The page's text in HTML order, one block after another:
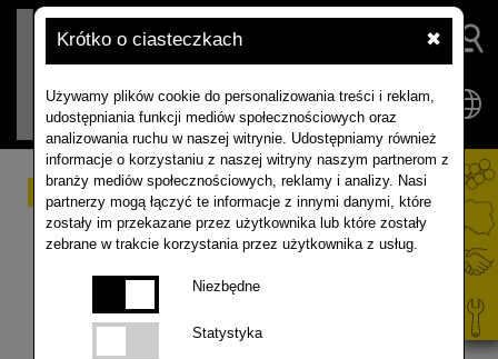
Krótko o ciasteczkach ✖
Używamy plików cookie do personalizowania treści i reklam,
udostępniania funkcji mediów społecznościowych oraz
analizowania ruchu w naszej witrynie. Udostępniamy również
informacje o korzystaniu z naszej witryny naszym partnerom z
branży mediów społecznościowych, reklamy i analizy. Nasi
partnerzy mogą łączyć te informacje z innymi danymi, które
zostały im przekazane przez użytkownika lub które zostały
zebrane w trakcie korzystania przez użytkownika z usług.
Niezbędne
Statystyka
Mączniak rzekomy
kapustowatych
(Peronospora parasitica)
Liścienie – na dolnej stronie blaszki delikatny,